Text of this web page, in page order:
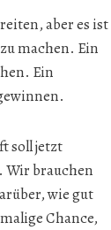
aber es ist
machen. Ein
Ein
soll jetzt
Wir brauchen
wie gut
Chance,